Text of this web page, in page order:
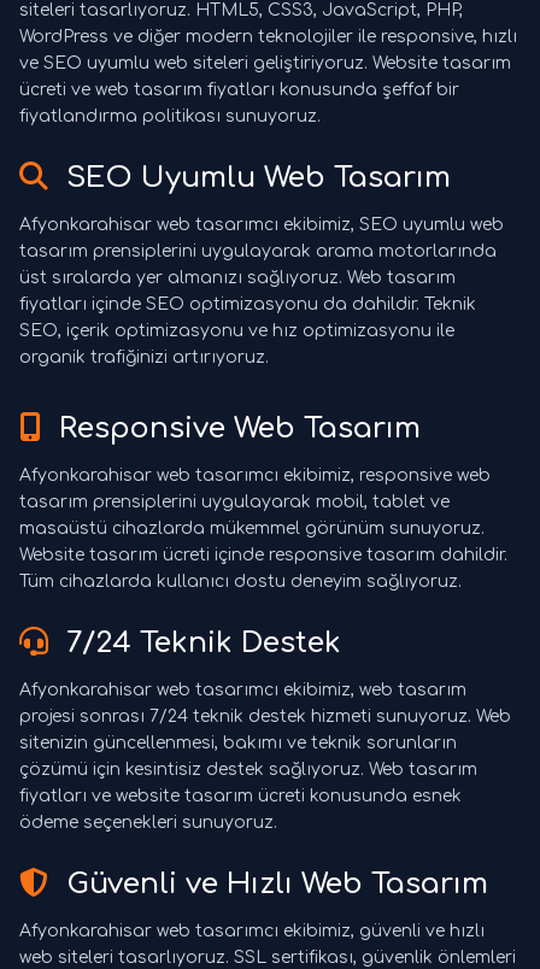
siteleri tasarlıyoruz. HTML5, CSS3, JavaScript, PHP,
WordPress ve diğer modern teknolojiler ile responsive, hızlı
ve SEO uyumlu web siteleri geliştiriyoruz. Website tasarım
ücreti ve web tasarım fiyatları konusunda şeffaf bir
fiyatlandırma politikası sunuyoruz.
SEO Uyumlu Web Tasarım
Afyonkarahisar web tasarımcı ekibimiz, SEO uyumlu web
tasarım prensiplerini uygulayarak arama motorlarında
üst sıralarda yer almanızı sağlıyoruz. Web tasarım
fiyatları içinde SEO optimizasyonu da dahildir. Teknik
SEO, içerik optimizasyonu ve hız optimizasyonu ile
organik trafiğinizi artırıyoruz.
Responsive Web Tasarım
Afyonkarahisar web tasarımcı ekibimiz, responsive web
tasarım prensiplerini uygulayarak mobil, tablet ve
masaüstü cihazlarda mükemmel görünüm sunuyoruz.
Website tasarım ücreti içinde responsive tasarım dahildir.
Tüm cihazlarda kullanıcı dostu deneyim sağlıyoruz.
7/24 Teknik Destek
Afyonkarahisar web tasarımcı ekibimiz, web tasarım
projesi sonrası 7/24 teknik destek hizmeti sunuyoruz. Web
sitenizin güncellenmesi, bakımı ve teknik sorunların
çözümü için kesintisiz destek sağlıyoruz. Web tasarım
fiyatları ve website tasarım ücreti konusunda esnek
ödeme seçenekleri sunuyoruz.
Güvenli ve Hızlı Web Tasarım
Afyonkarahisar web tasarımcı ekibimiz, güvenli ve hızlı
web siteleri tasarlıyoruz. SSL sertifikası, güvenlik önlemleri